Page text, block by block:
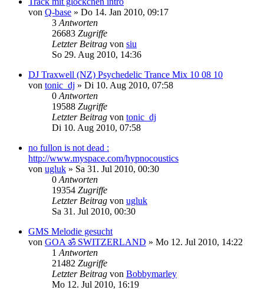
von Q-base » Do 14. Jan 2010, 09:17
3 Antworten
26683 Zugriffe
Letzter Beitrag von siu
So 29. Aug 2010, 14:36
DJ Traxwell (NZ) Psychedelic Trance Mix 10 08 10
von tonic_dj » Di 10. Aug 2010, 07:58
0 Antworten
19588 Zugriffe
Letzter Beitrag von tonic_dj
Di 10. Aug 2010, 07:58
no fullon is not dead :
http://www.myspace.com/hypnocoustics
von ugluk » Sa 31. Jul 2010, 00:30
0 Antworten
19354 Zugriffe
Letzter Beitrag von ugluk
Sa 31. Jul 2010, 00:30
GMS Melodie gesucht
von GOA ॐ SWITZERLAND » Mo 12. Jul 2010, 14:22
1 Antworten
21482 Zugriffe
Letzter Beitrag von Bobbymarley
Mo 12. Jul 2010, 16:19